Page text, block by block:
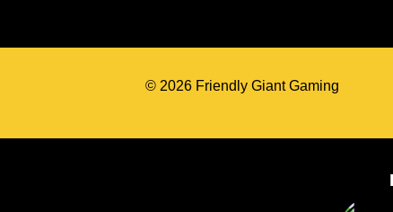
© 2026 Friendly Giant Gaming